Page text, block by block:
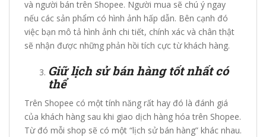
và người bán trên Shopee. Người mua sẽ chú ý ngay
nếu các sản phẩm có hình ảnh hấp dẫn. Bên cạnh đó
việc bạn mô tả hình ảnh chi tiết, chính xác và chân thật
sẽ nhận được những phản hồi tích cực từ khách hàng.
Giữ lịch sử bán hàng tốt nhất có
thể
Trên Shopee có một tính năng rất hay đó là đánh giá
của khách hàng sau khi giao dịch hàng hóa trên Shopee.
Từ đó mỗi shop sẽ có một “lịch sử bán hàng” khác nhau.